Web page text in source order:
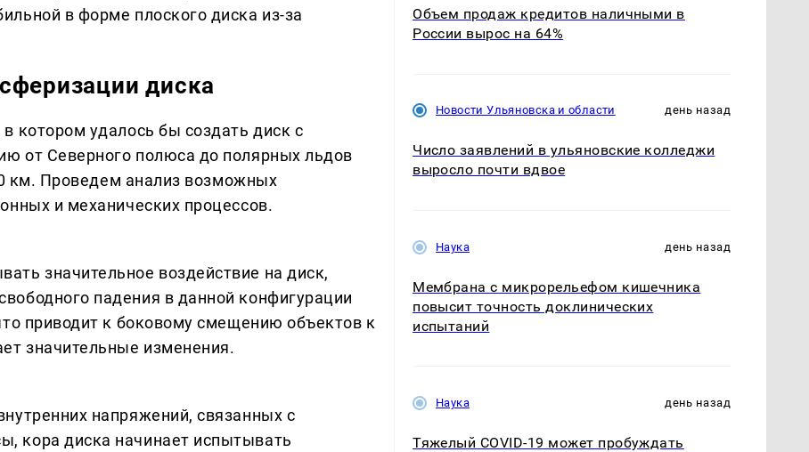
в форме плоского диска из-за
диска
котором удалось бы создать диск с
от Северного полюса до полярных льдов
км. Проведем анализ возможных
и механических процессов.
значительное воздействие на диск,
падения в данной конфигурации
приводит к боковому смещению объектов к
значительные изменения.
напряжений, связанных с
кора диска начинает испытывать
Объем продаж кредитов наличными в
России вырос на 64%
Новости Ульяновска и области день назад
Число заявлений в ульяновские колледжи
выросло почти вдвое
Наука день назад
Мембрана с микрорельефом кишечника
повысит точность доклинических
испытаний
Наука день назад
Тяжелый COVID-19 может пробуждать